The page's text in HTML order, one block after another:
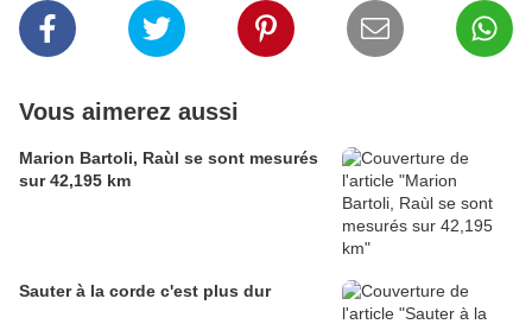
Vous aimerez aussi
Marion Bartoli, Raùl se sont mesurés
sur 42,195 km
Sauter à la corde c'est plus dur